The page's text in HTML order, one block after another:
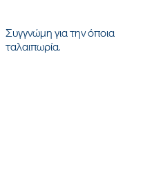
Συγγνώμη για την όποια
ταλαιπωρία.